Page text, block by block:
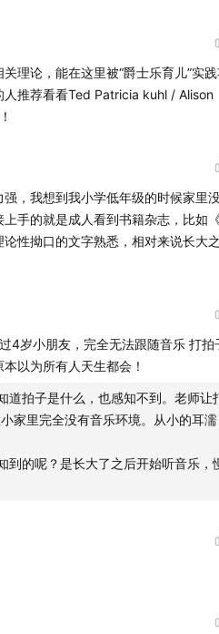
(Horace Silver)
）能直接激活
，这
心从摇晃趋向平稳的阶段。这
带（Entrainment），通过前庭
辑
for My Father (Horace Silver)
Man (Herbie Hancock) 5.
。
，这不仅是音乐启蒙，
理论，能在这里被“爵士乐育儿”实
人推荐看看Ted Patricia kuhl / Alison
，我想到我小学低年级的时候家里
手的就是成人看到书籍杂志，比如
性拗口的文字熟悉，相对来说长大
4岁小朋友，完全无法跟随音乐 打拍
以为所有人天生都会！
道拍子是什么，也感知不到。老师让
家里完全没有音乐环境。从小的耳濡
到的呢？是长大了之后开始听音乐，